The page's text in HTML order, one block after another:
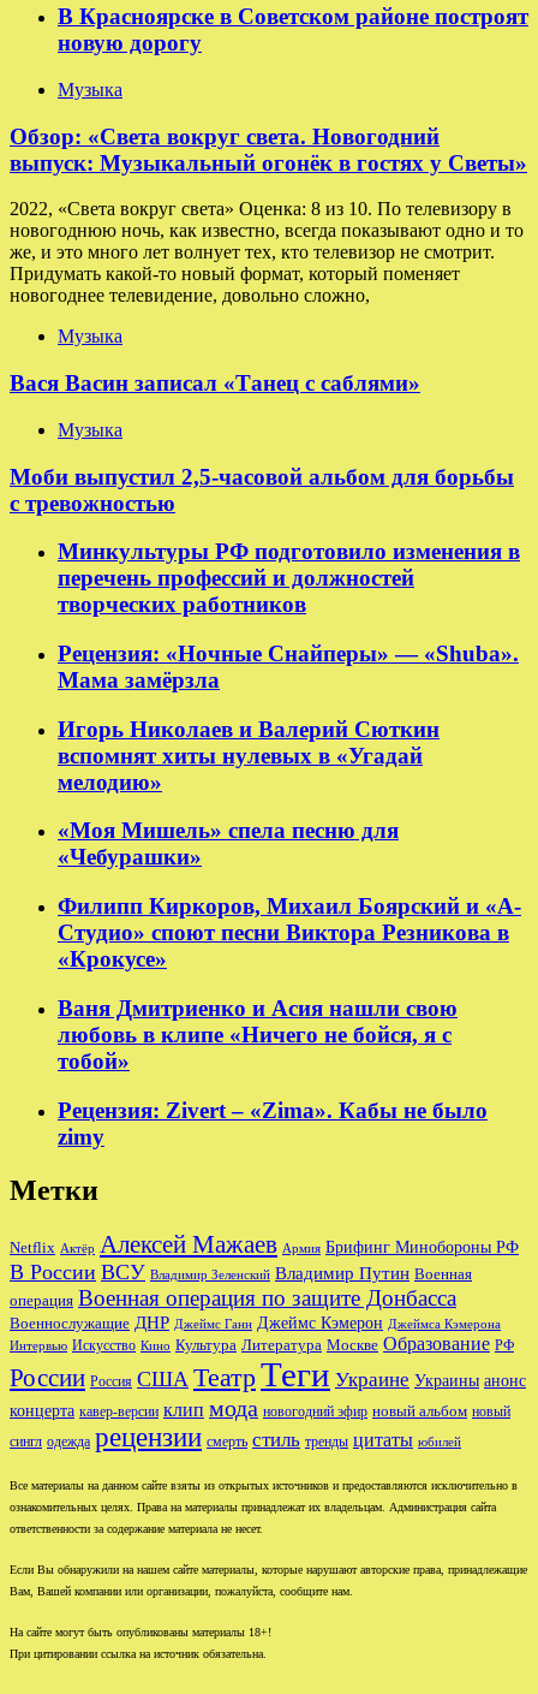
В Красноярске в Советском районе построят
новую дорогу
Музыка
Обзор: «Света вокруг света. Новогодний
выпуск: Музыкальный огонёк в гостях у Светы»
2022, «Света вокруг света» Оценка: 8 из 10. По телевизору в
новогоднюю ночь, как известно, всегда показывают одно и то
же, и это много лет волнует тех, кто телевизор не смотрит.
Придумать какой-то новый формат, который поменяет
новогоднее телевидение, довольно сложно,
Музыка
Вася Васин записал «Танец с саблями»
Музыка
Моби выпустил 2,5-часовой альбом для борьбы
с тревожностью
Минкультуры РФ подготовило изменения в
перечень профессий и должностей
творческих работников
Рецензия: «Ночные Снайперы» — «Shuba».
Мама замёрзла
Игорь Николаев и Валерий Сюткин
вспомнят хиты нулевых в «Угадай
мелодию»
«Моя Мишель» спела песню для
«Чебурашки»
Филипп Киркоров, Михаил Боярский и «А-
Студио» споют песни Виктора Резникова в
«Крокусе»
Ваня Дмитриенко и Асия нашли свою
любовь в клипе «Ничего не бойся, я с
тобой»
Рецензия: Zivert – «Zima». Кабы не было
zimy
Метки
Netflix Актёр Алексей Мажаев Армия Брифинг Минобороны РФ
В России ВСУ Владимир Зеленский Владимир Путин Военная
операция Военная операция по защите Донбасса
Военнослужащие ДНР Джеймс Ганн Джеймс Кэмерон Джеймса Кэмерона
Интервью Искусство Кино Культура Литература Москве Образование РФ
России Россия США ТеатрТеги Украине Украины анонс
концерта кавер-версии клип мода новогодний эфир новый альбом новый
сингл одежда рецензии смерть стиль тренды цитаты юбилей
Все материалы на данном сайте взяты из открытых источников и предоставляются исключительно в
ознакомительных целях. Права на материалы принадлежат их владельцам. Администрация сайта
ответственности за содержание материала не несет.
Если Вы обнаружили на нашем сайте материалы, которые нарушают авторские права, принадлежащие
Вам, Вашей компании или организации, пожалуйста, сообщите нам.
На сайте могут быть опубликованы материалы 18+!
При цитировании ссылка на источник обязательна.